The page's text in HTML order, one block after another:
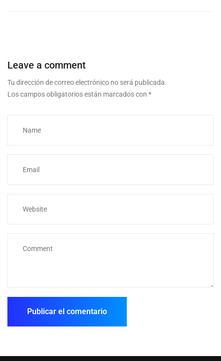
Leave a comment
Tu dirección de correo electrónico no será publicada.
Los campos obligatorios están marcados con *